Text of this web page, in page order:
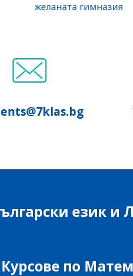
желаната гимназия
език и
Курсове по